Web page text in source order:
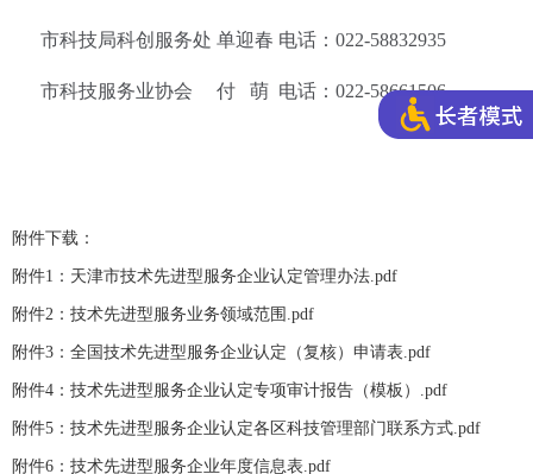
市科技局科创服务处 单迎春 电话：022-58832935
市科技服务业协会 付 萌 电话：022-58661506
附件下载：
附件1：天津市技术先进型服务企业认定管理办法.pdf
附件2：技术先进型服务业务领域范围.pdf
附件3：全国技术先进型服务企业认定（复核）申请表.pdf
附件4：技术先进型服务企业认定专项审计报告（模板）.pdf
附件5：技术先进型服务企业认定各区科技管理部门联系方式.pdf
附件6：技术先进型服务企业年度信息表.pdf